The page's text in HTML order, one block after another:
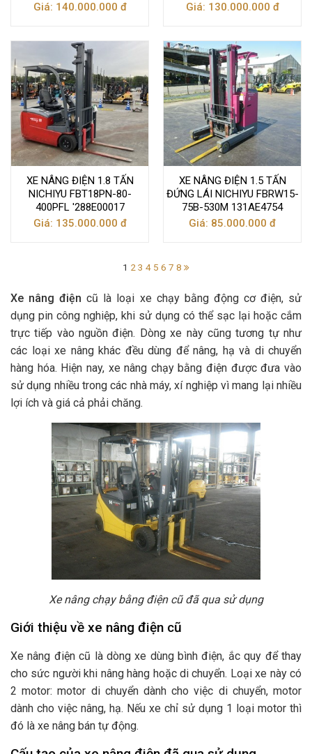
Giá: 140.000.000 đ
Giá: 130.000.000 đ
XE NÂNG ĐIỆN 1.8 TẤN
NICHIYU FBT18PN-80-
400PFL '288E00017
Giá: 135.000.000 đ
XE NÂNG ĐIỆN 1.5 TẤN
ĐỨNG LÁI NICHIYU FBRW15-
75B-530M 131AE4754
Giá: 85.000.000 đ
1 2 3 4 5 6 7 8
Xe nâng điệncũ là loại xe chạy bằng động cơ điện, sử
dụng pin công nghiệp, khi sử dụng có thể sạc lại hoặc cắm
trực tiếp vào nguồn điện. Dòng xe này cũng tương tự như
các loại xe nâng khác đều dùng để nâng, hạ và di chuyển
hàng hóa. Hiện nay, xe nâng chạy bằng điện được đưa vào
sử dụng nhiều trong các nhà máy, xí nghiệp vì mang lại nhiều
lợi ích và giá cả phải chăng.
Xe nâng chạy bằng điện cũ đã qua sử dụng
Giới thiệu về xe nâng điện cũ
Xe nâng điện cũ là dòng xe dùng bình điện, ắc quy để thay
cho sức người khi nâng hàng hoặc di chuyển. Loại xe này có
2 motor: motor di chuyển dành cho việc di chuyển, motor
dành cho việc nâng, hạ. Nếu xe chỉ sử dụng 1 loại motor thì
đó là xe nâng bán tự động.